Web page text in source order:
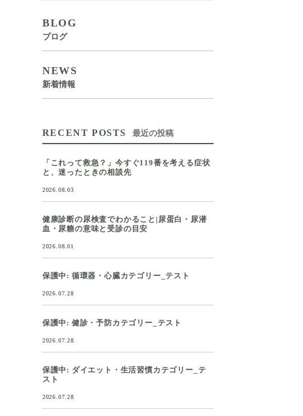
BLOG
ブログ
NEWS
新着情報
RECENT POSTS 最近の投稿
「これって救急？」今すぐ119番を考える症状
と、迷ったときの相談先
2026.08.03
健康診断の尿検査でわかること|尿蛋白・尿潜
血・尿糖の意味と受診の目安
2026.08.01
保護中: 循環器・心臓カテゴリー_テスト
2026.07.28
保護中: 健診・予防カテゴリー_テスト
2026.07.28
保護中: ダイエット・生活習慣カテゴリー_テ
スト
2026.07.28